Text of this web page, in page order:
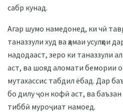
сабр кунад.
Агар шумо намедонед, ки чӣ
таназзули худ ва ҳамаи усулҳои
надодааст, зеро ки таназзули
аст, ва шояд аломати бемории
мутахассис табдил ёбад. Дар
бо дилу ҷон кофӣ аст, ва баъзан
тиббӣ муроҷиат намоед.